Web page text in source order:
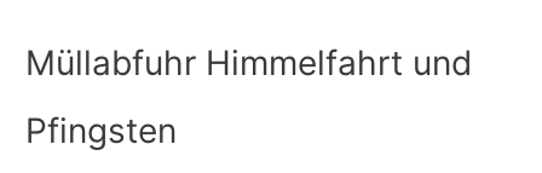
Müllabfuhr Himmelfahrt und
Pfingsten